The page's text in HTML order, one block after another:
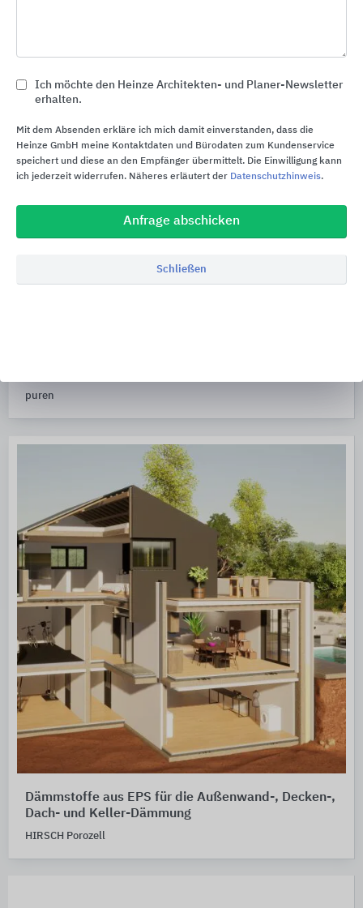
puren
Dämmstoffe aus EPS für die Außenwand-, Decken-,
Dach- und Keller-Dämmung
HIRSCH Porozell
Ich möchte den Heinze Architekten- und Planer-Newsletter
erhalten.
Mit dem Absenden erkläre ich mich damit einverstanden, dass die
Heinze GmbH meine Kontaktdaten und Bürodaten zum Kundenservice
speichert und diese an den Empfänger übermittelt. Die Einwilligung kann
ich jederzeit widerrufen. Näheres erläutert der Datenschutzhinweis.
Anfrage abschicken
Schließen